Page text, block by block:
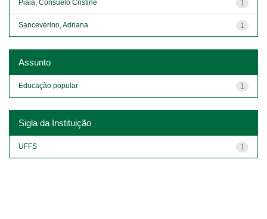
1
Piaia, Consuelo Cristine
1
Sanceverino, Adriana
Assunto
1
Educação popular
Sigla da Instituição
1
UFFS